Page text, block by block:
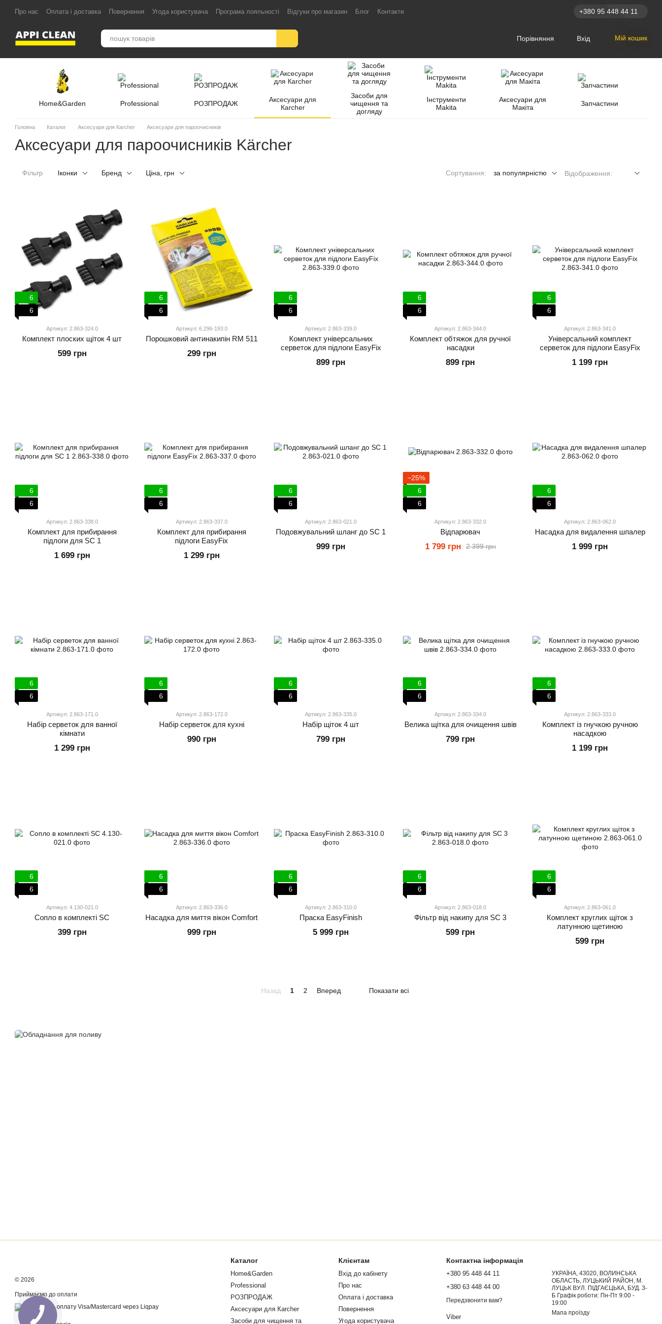
Перейти до основного контенту
Про нас Оплата і доставка Повернення Угода користувача Програма лояльності Відгуки про магазин Блог Контакти +380 95 448 44 11
Порівняння Вхід Мій кошик
Home&Garden Professional РОЗПРОДАЖ
Аксесуари для
Кarcher
Засоби для
чищення та
догляду
Інструменти
Makita
Аксесуари для
Макіта
Запчастини
Головна Каталог Аксесуари для Кarcher Аксесуари для пароочисників
Аксесуари для пароочисників Kärcher
Фільтр Іконки Бренд Ціна, грн Сортування: за популярністю Відображення:
6
6
Артикул: 2.863-324.0
Комплект плоских щіток 4 шт
599 грн
6
6
Артикул: 6.296-193.0
Порошковий антинакипін RM 511
299 грн
6
6
Артикул: 2.863-339.0
Комплект універсальних
серветок для підлоги EasyFix
899 грн
6
6
Артикул: 2.863-344.0
Комплект обтяжок для ручної
насадки
899 грн
6
6
Артикул: 2.863-341.0
Універсальний комплект
серветок для підлоги EasyFix
1 199 грн
6
6
Артикул: 2.863-338.0
Комплект для прибирання
підлоги для SC 1
1 699 грн
6
6
Артикул: 2.863-337.0
Комплект для прибирання
підлоги EasyFix
1 299 грн
6
6
Артикул: 2.863-021.0
Подовжувальний шланг до SC 1
999 грн
−25%
6
6
Артикул: 2.863-332.0
Відпарювач
2 399 грн
1 799 грн
6
6
Артикул: 2.863-062.0
Насадка для видалення шпалер
1 999 грн
6
6
Артикул: 2.863-171.0
Набір серветок для ванної
кімнати
1 299 грн
6
6
Артикул: 2.863-172.0
Набір серветок для кухні
990 грн
6
6
Артикул: 2.863-335.0
Набір щіток 4 шт
799 грн
6
6
Артикул: 2.863-334.0
Велика щітка для очищення швів
799 грн
6
6
Артикул: 2.863-333.0
Комплект із гнучкою ручною
насадкою
1 199 грн
6
6
Артикул: 4.130-021.0
Сопло в комплекті SC
399 грн
6
6
Артикул: 2.863-336.0
Насадка для миття вікон Comfort
999 грн
6
6
Артикул: 2.863-310.0
Праска EasyFinish
5 999 грн
6
6
Артикул: 2.863-018.0
Фільтр від накипу для SC 3
599 грн
6
6
Артикул: 2.863-061.0
Комплект круглих щіток з
латунною щетиною
599 грн
Назад 1 2 Вперед Показати всі
© 2026
Приймаємо до оплати
Каталог
Home&Garden
Professional
РОЗПРОДАЖ
Аксесуари для Кarcher
Засоби для чищення та
Клієнтам
Вхід до кабінету
Про нас
Оплата і доставка
Повернення
Угода користувача
Контактна інформація
+380 95 448 44 11
+380 63 448 44 00
Передзвонити вам?
Viber
УКРАЇНА, 43020, ВОЛИНСЬКА
ОБЛАСТЬ, ЛУЦЬКИЙ РАЙОН, М.
ЛУЦЬК ВУЛ. ПІДГАЄЦЬКА, БУД. 3-
Б Графік роботи: Пн-Пт 9:00 -
19:00
Мапа проїзду